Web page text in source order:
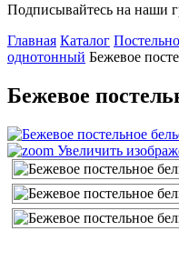
Подписывайтесь на наши
Главная Каталог
однотонный Бежевое
Бежевое
Увеличить